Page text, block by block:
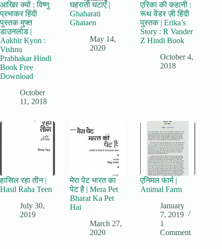
आखिर क्यों : विष्णु
प्रभाकर हिंदी
पुस्तक मुफ्त
डाउनलोड |
Aakhir Kyon :
Vishnu
Prabhakar Hindi
Book Free
Download
October
11, 2018
घहराती घटाएँ |
Ghaharati
Ghataen
May 14,
2020
एरिका की कहानी :
रूथ वेंडर ज़ी हिंदी
पुस्तक | Erika’s
Story : R Vander
Z Hindi Book
October 4,
2018
हासिल रहा तीन |
Hasil Raha Teen
July 30,
2019
मेरा पेट भारत का
पेट है | Mera Pet
Bharat Ka Pet
Hai
March 27,
2020
एनिमल फार्म |
Animal Farm
January
7, 2019
1
Comment